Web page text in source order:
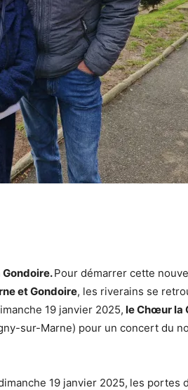
Pour démarrer cette
et Gondoire, les riverains se
19 janvier 2025, le Chœur la
sur-Marne) pour un concert du
19 janvier 2025, les portes